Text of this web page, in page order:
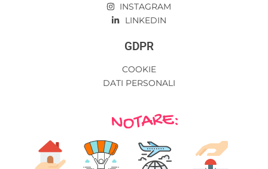
INSTAGRAM
LINKEDIN
GDPR
COOKIE
DATI PERSONALI